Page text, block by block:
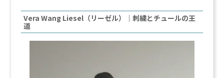
Vera Wang Liesel（リーゼル）｜刺繍とチュールの王
道